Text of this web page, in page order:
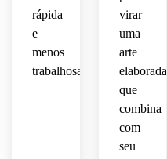
móvel.
rápida
e
menos
trabalhosa.
virar
uma
arte
elaborada
que
combina
com
seu